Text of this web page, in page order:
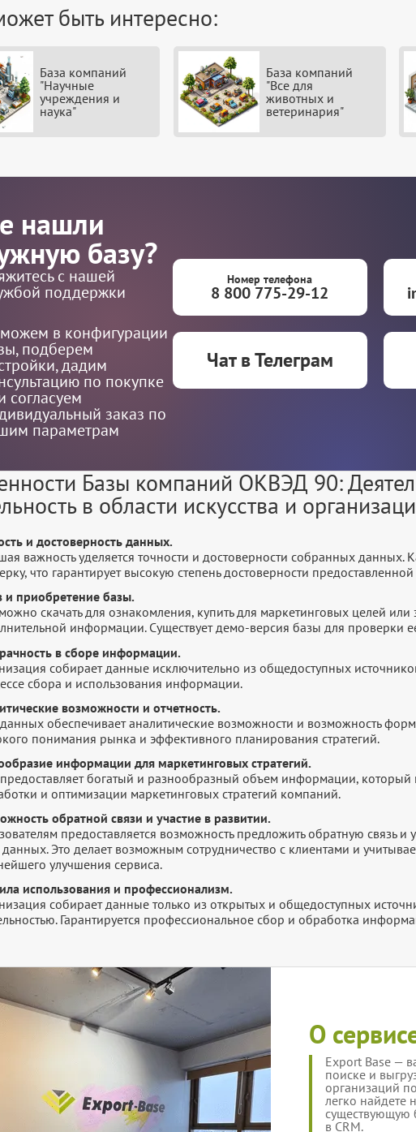
быть интересно:
База компаний
"Научные
учреждения и
наука"
База компаний
"Все для
животных и
ветеринария"
нашли
базу?
с нашей
поддержки
в конфигурации
подберем
дадим
по покупке
согласуем
заказ по
параметрам
Номер телефона
8 800 775-29-12
Чат в Телеграм
Базы компаний ОКВЭД 90:
в области искусства и
и достоверность данных.
важность уделяется точности и достоверности собранных
что гарантирует высокую степень достоверности
и приобретение базы.
скачать для ознакомления, купить для маркетинговых целей или
информации. Существует демо-версия базы для проверки
в сборе информации.
собирает данные исключительно из общедоступных
сбора и использования информации.
возможности и отчетность.
обеспечивает аналитические возможности и возможность
понимания рынка и эффективного планирования стратегий.
информации для маркетинговых стратегий.
богатый и разнообразный объем информации, который
и оптимизации маркетинговых стратегий компаний.
обратной связи и участие в развитии.
предоставляется возможность предложить обратную связь и
Это делает возможным сотрудничество с клиентами и
улучшения сервиса.
использования и профессионализм.
собирает данные только из открытых и общедоступных
Гарантируется профессиональное сбор и обработка
О
Export Base —
поиске и
организаций
легко найдете
существующую
в CRM.